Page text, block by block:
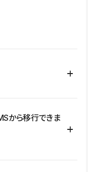
採用サイト、ブロ
紹介サイト、ポートフ
から移行できま